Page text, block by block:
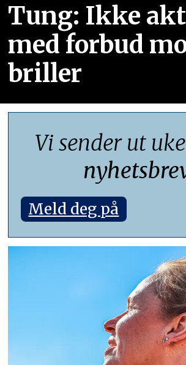
Tung: Ikke
med forbud
briller
Vi sender ut
Meld deg på